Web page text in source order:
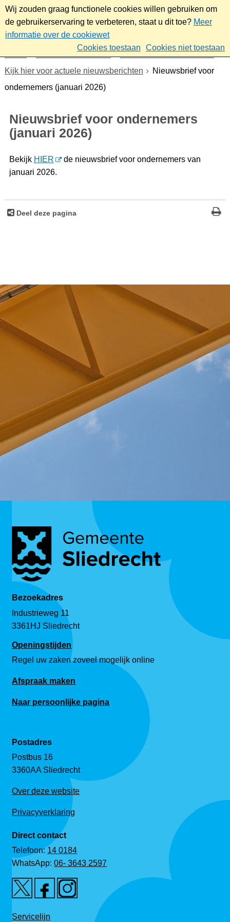
Wij zouden graag functionele cookies willen gebruiken om
de gebruikerservaring te verbeteren, staat u dit toe? Meer
informatie over de cookiewet
Cookies toestaan
Cookies niet toestaan
Werk & ondernemen
Nieuwsbrief ondernemers
Kijk hier voor actuele nieuwsberichten
Nieuwsbrief voor
ondernemers (januari 2026)
Nieuwsbrief voor ondernemers
(januari 2026)
Bekijk HIER
de nieuwsbrief voor ondernemers van
januari 2026.
Deel deze pagina
Bezoekadres
Industrieweg 11
3361HJ Sliedrecht
Openingstijden
Regel uw zaken zoveel mogelijk online
Afspraak maken
Naar persoonlijke pagina
Postadres
Postbus 16
3360AA Sliedrecht
Over deze website
Privacyverklaring
Direct contact
Telefoon:14 0184
WhatsApp:06- 3643 2597
Servicelijn